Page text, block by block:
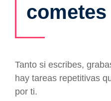
Tanto si escribes,
hay tareas repetitivas
por ti.